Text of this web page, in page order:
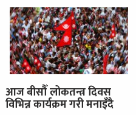
आज बीसौँ लोकतन्त्र दिवस
विभिन्न कार्यक्रम गरी मनाइँदै